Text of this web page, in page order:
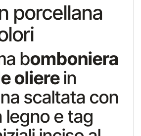
porcellana
bomboniera
olierein
scaltata con
legno e tag